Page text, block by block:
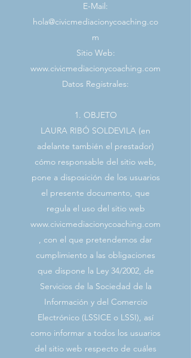
E-Mail:
hola@civicmediacionycoaching.co
m
Sitio Web:
www.civicmediacionycoaching.com
Datos Registrales:
1. OBJETO
LAURA RIBÓ SOLDEVILA (en
adelante también el prestador)
cómo responsable del sitio web,
pone a disposición de los usuarios
el presente documento, que
regula el uso del sitio web
www.civicmediacionycoaching.com
, con el que pretendemos dar
cumplimiento a las obligaciones
que dispone la Ley 34/2002, de
Servicios de la Sociedad de la
Información y del Comercio
Electrónico (LSSICE o LSSI), así
como informar a todos los usuarios
del sitio web respecto de cuáles